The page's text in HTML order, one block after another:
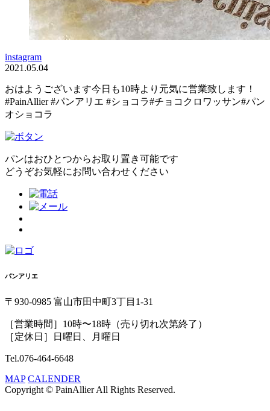
instagram
2021.05.04
おはようございます今日も10時より元気に営業致します！
#PainAllier #パンアリエ #ショコラ#チョコクロワッサン#パン
オショコラ
パンはおひとつからお取り置き可能です
どうぞお気軽にお問い合わせください
パンアリエ
〒930-0985 富山市田中町3丁目1-31
［営業時間］10時〜18時（売り切れ次第終了）
［定休日］日曜日、月曜日
Tel.076-464-6648
MAP CALENDER
Copyright © PainAllier All Rights Reserved.